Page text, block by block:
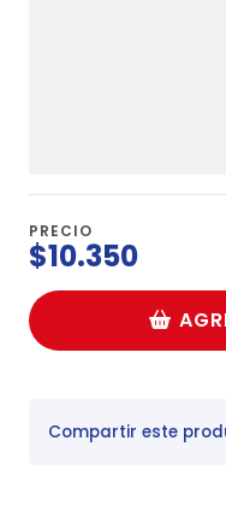
PRECIO
$10.350
Compartir este